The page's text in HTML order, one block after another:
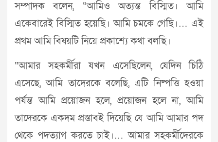
সম্পাদক বলেন, “আমিও অত্যন্ত বিস্মিত। আমি
একেবারেই বিস্মিত হয়েছি। আমি চমকে গেছি।… এই
প্রথম আমি বিষয়টি নিয়ে প্রকাশ্যে কথা বলছি।
“আমার সহকর্মীরা যখন এসেছিলেন, যেদিন চিঠি
এসেছে, আমি তাদেরকে বলেছি, এটি নিষ্পত্তি হওয়া
পর্যন্ত আমি প্রয়োজন হলে, প্রয়োজন হলে না, আমি
তাদেরকে একদম প্রস্তাবই দিয়েছি যে আমি আমার পদ
থেকে পদত্যাগ করতে চাই।… আমার সহকর্মীদেরকে